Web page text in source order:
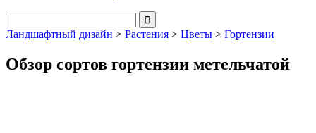
Ландшафтный дизайн > Растения > Цветы > Гортензии
Обзор сортов гортензии метельчатой